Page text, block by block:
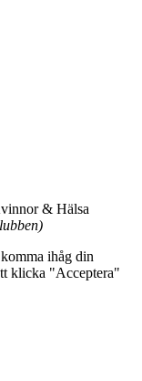
& Hälsa
ihåg din
klicka "Acceptera"